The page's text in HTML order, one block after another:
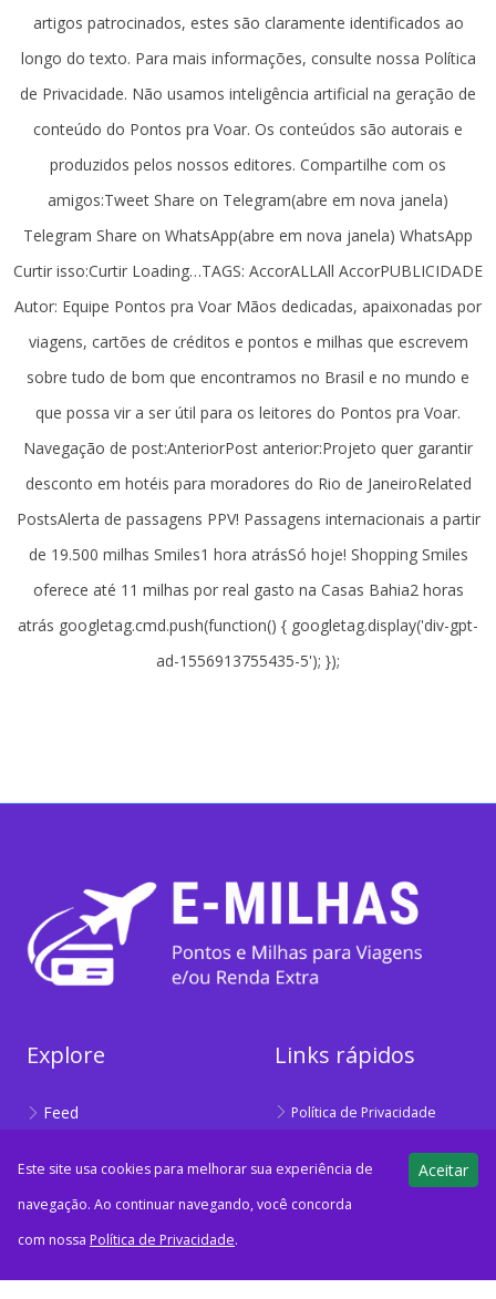
artigos patrocinados, estes são claramente identificados ao
longo do texto. Para mais informações, consulte nossa Política
de Privacidade. Não usamos inteligência artificial na geração de
conteúdo do Pontos pra Voar. Os conteúdos são autorais e
produzidos pelos nossos editores. Compartilhe com os
amigos:Tweet Share on Telegram(abre em nova janela)
Telegram Share on WhatsApp(abre em nova janela) WhatsApp
Curtir isso:Curtir Loading…TAGS: AccorALLAll AccorPUBLICIDADE
Autor: Equipe Pontos pra Voar Mãos dedicadas, apaixonadas por
viagens, cartões de créditos e pontos e milhas que escrevem
sobre tudo de bom que encontramos no Brasil e no mundo e
que possa vir a ser útil para os leitores do Pontos pra Voar.
Navegação de post:AnteriorPost anterior:Projeto quer garantir
desconto em hotéis para moradores do Rio de JaneiroRelated
PostsAlerta de passagens PPV! Passagens internacionais a partir
de 19.500 milhas Smiles1 hora atrásSó hoje! Shopping Smiles
oferece até 11 milhas por real gasto na Casas Bahia2 horas
atrás googletag.cmd.push(function() { googletag.display('div-gpt-
ad-1556913755435-5'); });
Explore
Feed
Links rápidos
Política de Privacidade
Este site usa cookies para melhorar sua experiência de
navegação. Ao continuar navegando, você concorda
com nossa Política de Privacidade.
Aceitar